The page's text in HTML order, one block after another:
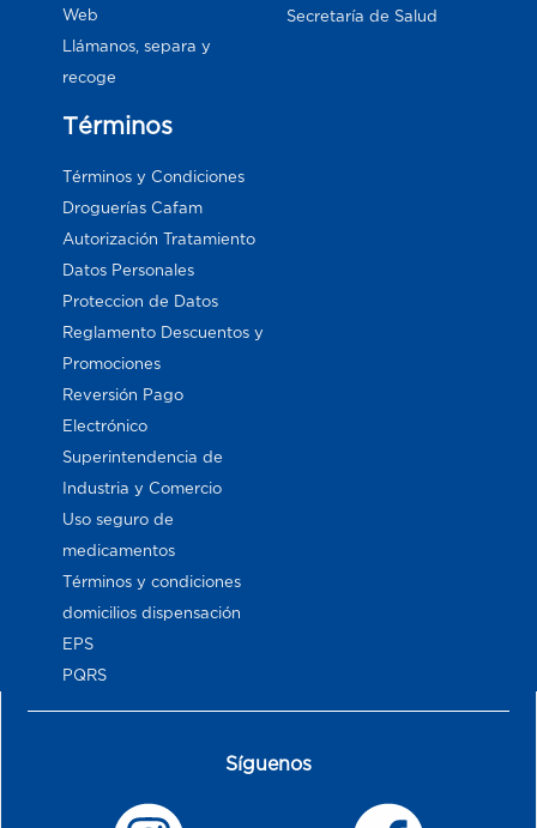
Web
Llámanos, separa y
recoge
Secretaría de Salud
Términos
Términos y Condiciones
Droguerías Cafam
Autorización Tratamiento
Datos Personales
Proteccion de Datos
Reglamento Descuentos y
Promociones
Reversión Pago
Electrónico
Superintendencia de
Industria y Comercio
Uso seguro de
medicamentos
Términos y condiciones
domicilios dispensación
EPS
PQRS
Síguenos